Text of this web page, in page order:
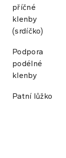
příčné
klenby
(srdíčko)
Podpora
podélné
klenby
Patní lůžko